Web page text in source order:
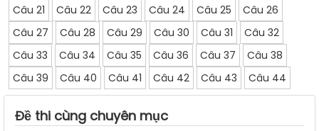
Câu 21
Câu 22 Câu 23 Câu 24 Câu 25
Câu 26
Câu 27
Câu 28 Câu 29 Câu 30 Câu 31
Câu 32
Câu 33
Câu 34 Câu 35 Câu 36 Câu 37
Câu 38
Câu 39
Câu 40 Câu 41 Câu 42 Câu 43 Câu 44
Đề thi cùng chuyên mục